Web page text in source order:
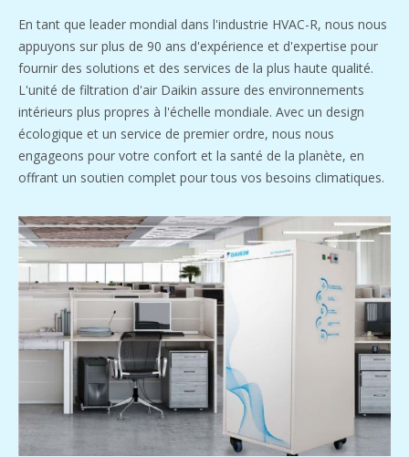
En tant que leader mondial dans l'industrie HVAC-R, nous nous
appuyons sur plus de 90 ans d'expérience et d'expertise pour
fournir des solutions et des services de la plus haute qualité.
L'unité de filtration d'air Daikin assure des environnements
intérieurs plus propres à l'échelle mondiale. Avec un design
écologique et un service de premier ordre, nous nous
engageons pour votre confort et la santé de la planète, en
offrant un soutien complet pour tous vos besoins climatiques.